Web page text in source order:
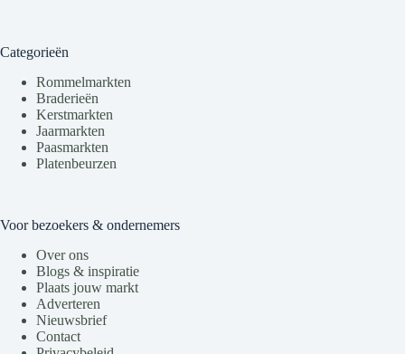
Categorieën
Rommelmarkten
Braderieën
Kerstmarkten
Jaarmarkten
Paasmarkten
Platenbeurzen
Voor bezoekers & ondernemers
Over ons
Blogs & inspiratie
Plaats jouw markt
Adverteren
Nieuwsbrief
Contact